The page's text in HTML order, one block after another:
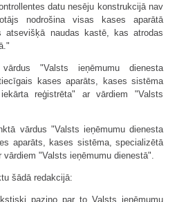
datu nesēju konstrukcijā nav
nodrošina visas kases aparātā
atsevišķā naudas kastē, kas atrodas
"Valsts ieņēmumu dienesta
kases aparāts, kases sistēma
reģistrēta" ar vārdiem "Valsts
vārdus "Valsts ieņēmumu dienesta
aparāts, kases sistēma, specializētā
"Valsts ieņēmumu dienestā".
šādā redakcijā:
paziņo par to Valsts ieņēmumu